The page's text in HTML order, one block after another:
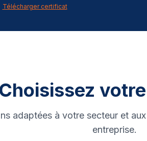
Télécharger certificat
adaptées à votre secteur et
entreprise.